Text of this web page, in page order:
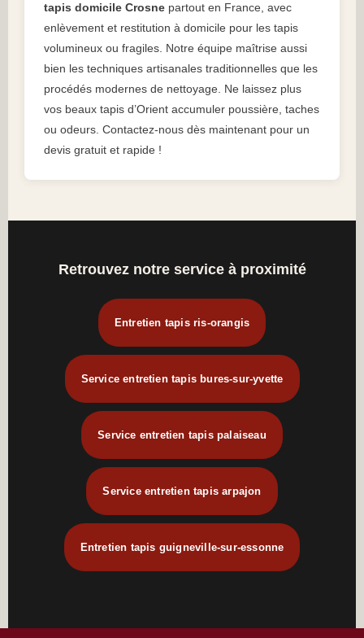
tapis domicile Crosne partout en France, avec
enlèvement et restitution à domicile pour les tapis
volumineux ou fragiles. Notre équipe maîtrise aussi
bien les techniques artisanales traditionnelles que les
procédés modernes de nettoyage. Ne laissez plus
vos beaux tapis d’Orient accumuler poussière, taches
ou odeurs. Contactez-nous dès maintenant pour un
devis gratuit et rapide !
Retrouvez notre service à proximité
Entretien tapis ris-orangis
Service entretien tapis bures-sur-yvette
Service entretien tapis palaiseau
Service entretien tapis arpajon
Entretien tapis guigneville-sur-essonne